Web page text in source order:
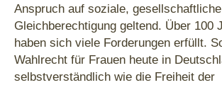
Anspruch auf soziale,
Gleichberechtigung geltend. Über 100
haben sich viele Forderungen erfüllt.
Wahlrecht für Frauen heute in
selbstverständlich wie die Freiheit der